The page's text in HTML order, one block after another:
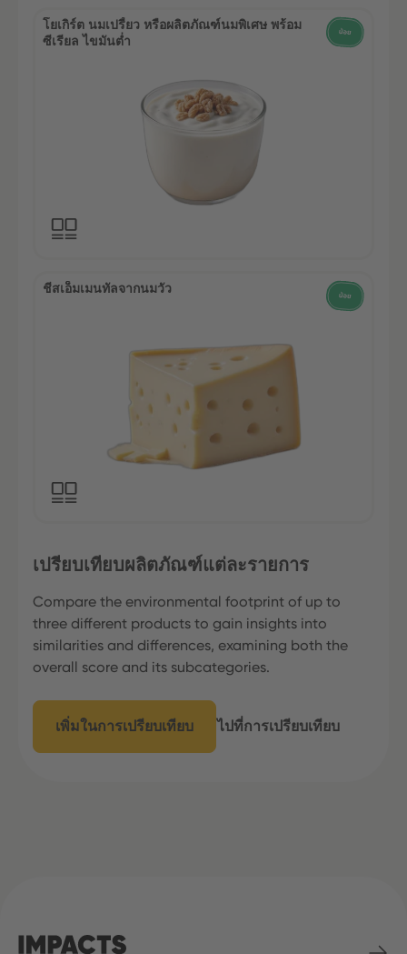
โยเกิร์ต นมเปรี้ยว หรือผลิตภัณฑ์นมพิเศษ พร้อม
ซีเรียล ไขมันต่ำ
ชีสเอ็มเมนทัลจากนมวัว
เปรียบเทียบผลิตภัณฑ์แต่ละรายการ
Compare the environmental footprint of up to
three different products to gain insights into
similarities and differences, examining both the
overall score and its subcategories.
เพิ่มในการเปรียบเทียบ ไปที่การเปรียบเทียบ